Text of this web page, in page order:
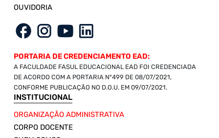
OUVIDORIA
PORTARIA DE CREDENCIAMENTO EAD:
A FACULDADE FASUL EDUCACIONAL EAD FOI CREDENCIADA
DE ACORDO COM A PORTARIA Nº499 DE 08/07/2021,
CONFORME PUBLICAÇÃO NO D.O.U. EM 09/07/2021.
INSTITUCIONAL
ORGANIZAÇÃO ADMINISTRATIVA
CORPO DOCENTE